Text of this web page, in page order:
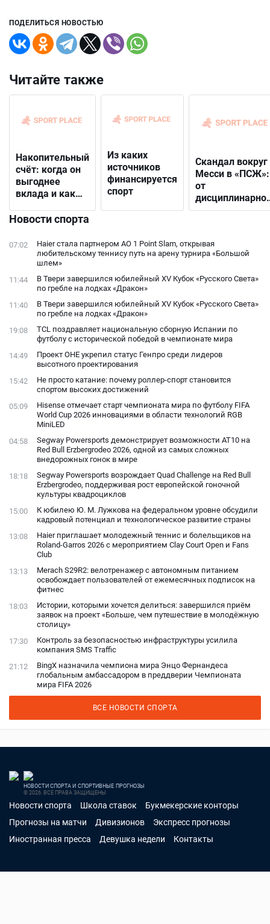
ПОДЕЛИТЬСЯ НОВОСТЬЮ
Читайте также
Накопительный
счёт: когда он
выгоднее
вклада и как
подходящий
Из каких
источников
финансируется
спорт
Скандал вокруг
Месси в «ПСЖ»:
от
решения до
фанатами
Новости спорта
07:02
Haier стала партнером AO 1 Point Slam, открывая
любительскому теннису путь на арену турнира «Большой
шлем»
11:44
В Твери завершился юбилейный XV Кубок «Русского Света»
по гребле на лодках «Дракон»
11:40
В Твери завершился юбилейный XV Кубок «Русского Света»
по гребле на лодках «Дракон»
19:08
TCL поздравляет национальную сборную Испании по
футболу с исторической победой в чемпионате мира
14:49
Проект ОНЕ укрепил статус Генпро среди лидеров
высотного проектирования
15:42
Не просто катание: почему роллер-спорт становится
спортом высоких достижений
05:09
Hisense отмечает старт чемпионата мира по футболу FIFA
World Cup 2026 инновациями в области технологий RGB
MiniLED
04:58
Segway Powersports демонстрирует возможности AT10 на
Red Bull Erzbergrodeo 2026, одной из самых сложных
внедорожных гонок в мире
18:18
Segway Powersports возрождает Quad Challenge на Red Bull
Erzbergrodeo, поддерживая рост европейской гоночной
культуры квадроциклов
15:00
К юбилею Ю. М. Лужкова на федеральном уровне обсудили
кадровый потенциал и технологическое развитие страны
13:08
Haier приглашает молодежный теннис и болельщиков на
Roland-Garros 2026 с мероприятием Clay Court Open и Fans
Club
13:13
Merach S29R2: велотренажер с автономным питанием
освобождает пользователей от ежемесячных подписок на
фитнес
18:03
Истории, которыми хочется делиться: завершился приём
заявок на проект «Больше, чем путешествие в молодёжную
столицу»
17:30
Контроль за безопасностью инфраструктуры усилила
компания SMS Traffic
21:12
BingX назначила чемпиона мира Энцо Фернандеса
глобальным амбассадором в преддверии Чемпионата
мира FIFA 2026
ВСЕ НОВОСТИ СПОРТА
НОВОСТИ СПОРТА И СПОРТИВНЫЕ ПРОГНОЗЫ
© 2026. ВСЕ ПРАВА ЗАЩИЩЕНЫ
Новости спорта Школа ставок
Букмекерские конторы
Прогнозы на матчи
Дивизионов
Экспресс прогнозы
Иностранная пресса
Девушка недели Контакты